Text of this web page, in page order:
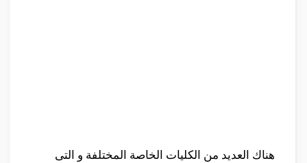
هناك العديد من الكليات الخاصة المختلفة و التى